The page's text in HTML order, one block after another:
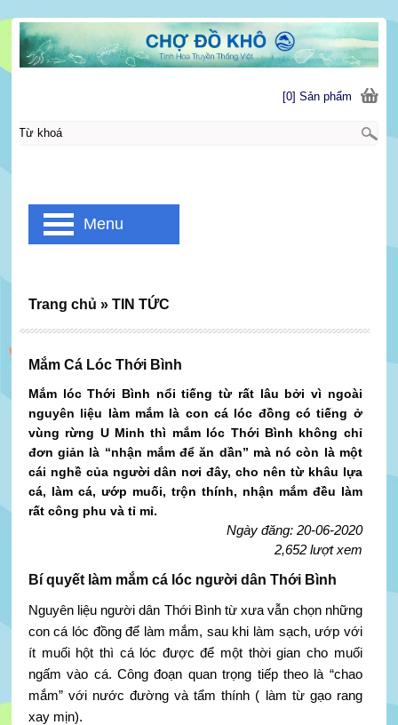
Mắm Cá Lóc Thới Bình
Mắm lóc Thới Bình nổi tiếng từ rất lâu bởi vì ngoài
nguyên liệu làm mắm là con cá lóc đồng có tiếng ở
vùng rừng U Minh thì mắm lóc Thới Bình không chỉ
đơn giản là “nhận mắm để ăn dần” mà nó còn là một
cái nghề của người dân nơi đây, cho nên từ khâu lựa
cá, làm cá, ướp muối, trộn thính, nhận mắm đều làm
rất công phu và tỉ mỉ.
Ngày đăng: 20-06-2020
2,652 lượt xem
Bí quyết làm mắm cá lóc người dân Thới Bình
Nguyên liệu người dân Thới Bình từ xưa vẫn chọn những
con cá lóc đồng để làm mắm, sau khi làm sạch, ướp với
ít muối hột thì cá lóc được để một thời gian cho muối
ngấm vào cá. Công đoạn quan trọng tiếp theo là “chao
mắm” với nước đường và tẩm thính ( làm từ gạo rang
xay mịn).
Trang chủ » TIN TỨC
[0] Sản phẩm
Menu